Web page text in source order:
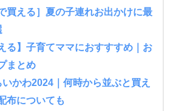
買える］夏の子連れお出かけに最
る】子育てママにおすすすめ｜お
まとめ
いかわ2024｜何時から並ぶと買え
布についても